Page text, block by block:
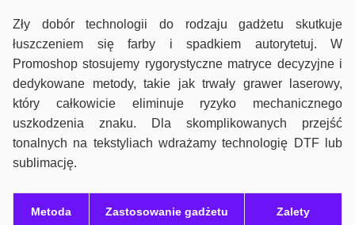
Zły dobór technologii do rodzaju gadżetu skutkuje
łuszczeniem się farby i spadkiem autorytetuj. W
Promoshop stosujemy rygorystyczne matryce decyzyjne i
dedykowane metody, takie jak trwały grawer laserowy,
który całkowicie eliminuje ryzyko mechanicznego
uszkodzenia znaku. Dla skomplikowanych przejść
tonalnych na tekstyliach wdrażamy technologię DTF lub
sublimację.
Metoda Zastosowanie gadżetu Zalety